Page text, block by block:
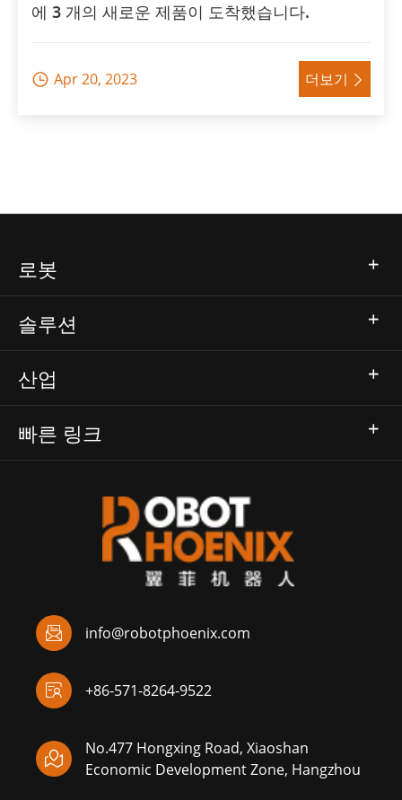
에 3 개의 새로운 제품이 도착했습니다.
 Apr 20, 2023 더보기 
로봇
솔루션
산업
빠른 링크
info@robotphoenix.com

+86-571-8264-9522


No.477 Hongxing Road, Xiaoshan
Economic Development Zone, Hangzhou